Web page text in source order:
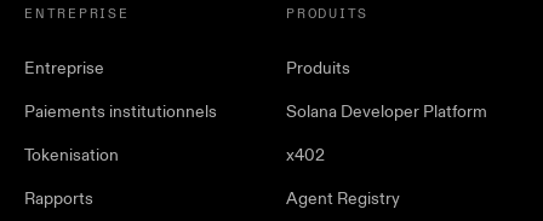
ENTREPRISE
Entreprise
Paiements institutionnels
Tokenisation
Rapports
PRODUITS
Produits
Solana Developer Platform
x402
Agent Registry